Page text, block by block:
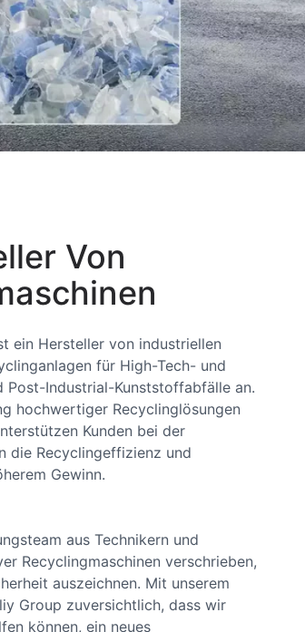
Von
ein Hersteller von industriellen
für High-Tech- und
Industrial-Kunststoffabfälle an.
hochwertiger Recyclinglösungen
Kunden bei der
die Recyclingeffizienz und
Gewinn.
aus Technikern und
Recyclingmaschinen verschrieben,
auszeichnen. Mit unserem
Group zuversichtlich, dass wir
können, ein neues